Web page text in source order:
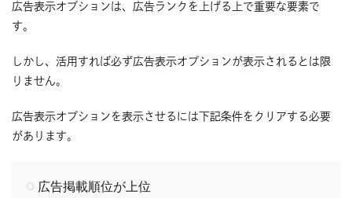
広告表示オプションは、広告ランクを上げる上で重要な要素で
す。
しかし、活用すれば必ず広告表示オプションが表示されるとは限
りません。
広告表示オプションを表示させるには下記条件をクリアする必要
があります。
広告掲載順位が上位